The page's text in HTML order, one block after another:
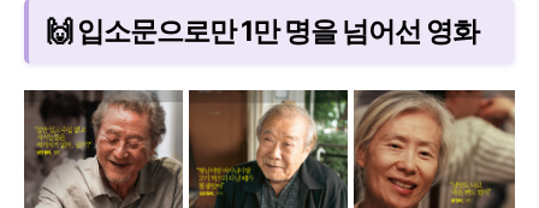
🙌 입소문으로만 1만 명을 넘어선 영화